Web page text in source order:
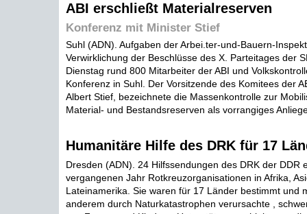
ABI erschließt Materialreserven
Konferenz mit Minister Stief
Suhl (ADN). Aufgaben der Arbei.ter-und-Bauern-
Verwirklichung der Beschlüsse des X. Parteitages der
Dienstag rund 800 Mitarbeiter der ABI und
Konferenz in Suhl. Der Vorsitzende des Komitees der
Albert Stief, bezeichnete die Massenkontrolle zur
Material- und Bestandsreserven als vorrangiges
Humanitäre Hilfe des DRK für 17
Dresden (ADN). 24 Hilfssendungen des DRK der DDR
vergangenen Jahr Rotkreuzorganisationen in Afrika,
Lateinamerika. Sie waren für 17 Länder bestimmt und
anderem durch Naturkatastrophen verursachte ,